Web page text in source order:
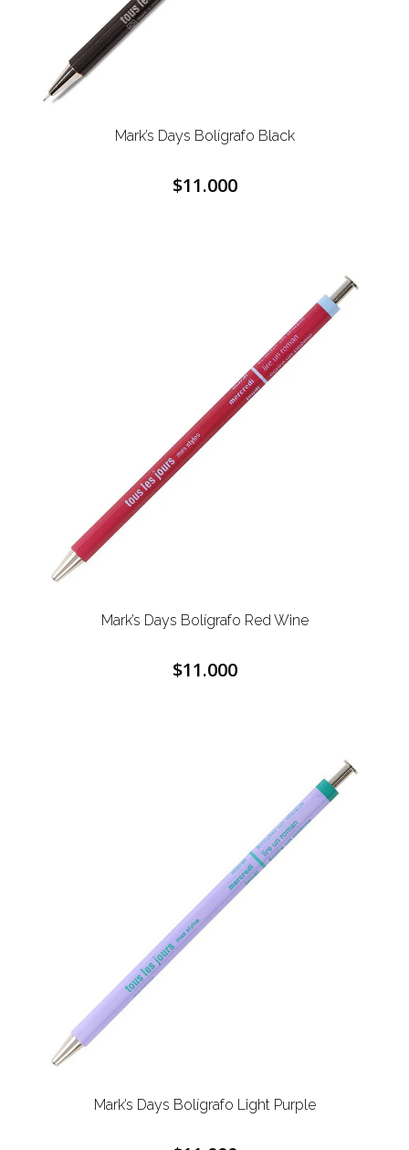
Mark’s Days Bolígrafo Black
$11.000
Mark’s Days Bolígrafo Red Wine
$11.000
Mark’s Days Bolígrafo Light Purple